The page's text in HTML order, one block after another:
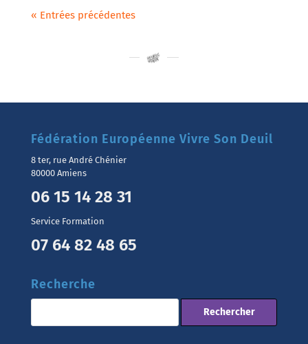
« Entrées précédentes
Fédération Européenne Vivre Son Deuil
8 ter, rue André Chénier
80000 Amiens
06 15 14 28 31
Service Formation
07 64 82 48 65
Recherche